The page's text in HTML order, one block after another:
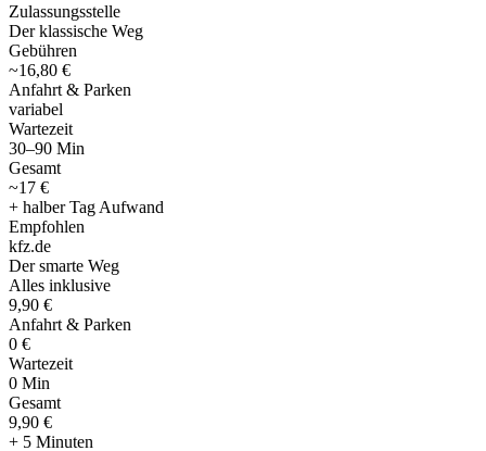
Zulassungsstelle
Der klassische Weg
Gebühren
~16,80 €
Anfahrt & Parken
variabel
Wartezeit
30–90 Min
Gesamt
~17 €
+ halber Tag Aufwand
Empfohlen
kfz.de
Der smarte Weg
Alles inklusive
9,90 €
Anfahrt & Parken
0 €
Wartezeit
0 Min
Gesamt
9,90 €
+ 5 Minuten